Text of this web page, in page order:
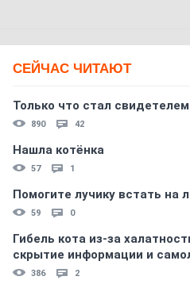
СЕЙЧАС ЧИТАЮТ
Только что стал
890 42
Нашла котёнка
57 1
Помогите лучику встать на
59 0
Гибель кота из-за
скрытиe информации и
386 2